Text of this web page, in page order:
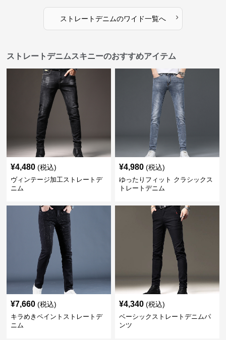
ストレートデニムのワイド一覧へ ›
ストレートデニムスキニーのおすすめアイテム
¥4,480 (税込)
ヴィンテージ加工ストレートデ
ニム
¥4,980 (税込)
ゆったりフィット クラシックス
トレートデニム
¥7,660 (税込)
キラめきペイントストレートデ
ニム
¥4,340 (税込)
ベーシックストレートデニムパ
ンツ